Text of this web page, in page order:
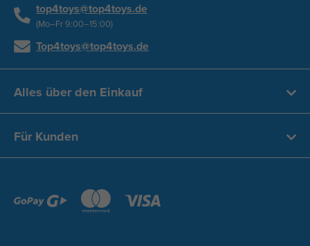
top4toys@top4toys.de
(Mo–Fr 9:00–15:00)
Top4toys@top4toys.de
Alles über den Einkauf
Für Kunden